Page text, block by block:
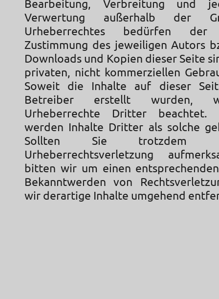
Bearbeitung, Verbreitung und
Verwertung außerhalb der
Urheberrechtes bedürfen der
Zustimmung des jeweiligen Autors
Downloads und Kopien dieser Seite
privaten, nicht kommerziellen
Soweit die Inhalte auf dieser
Betreiber erstellt wurden,
Urheberrechte Dritter beachtet.
werden Inhalte Dritter als solche
Sollten Sie trotzdem
Urheberrechtsverletzung
bitten wir um einen
Bekanntwerden von
wir derartige Inhalte umgehend